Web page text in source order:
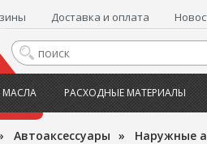
Доставка и оплата
МАСЛА РАСХОДНЫЕ МАТЕРИАЛЫ
Автоаксессуары » Наружные